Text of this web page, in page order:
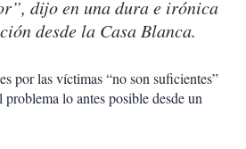
dijo en una dura e irónica
desde la Casa Blanca.
por las víctimas “no son suficientes”
problema lo antes posible desde un